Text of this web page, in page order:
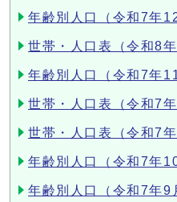
年齢別人口（令和7年
世帯・人口表（令和8年
年齢別人口（令和7年
世帯・人口表（令和7
世帯・人口表（令和7
年齢別人口（令和7年
年齢別人口（令和7年9